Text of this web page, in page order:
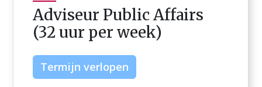
Adviseur Public Affairs
(32 uur per week)
Termijn verlopen